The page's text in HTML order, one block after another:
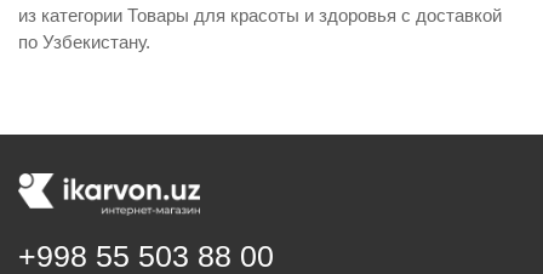
из категории Товары для красоты и здоровья с доставкой
по Узбекистану.
+998 55 503 88 00